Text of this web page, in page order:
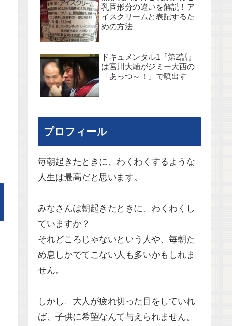
乳固形分の違いを解説！ア
イスクリームと表記するた
めの方法
ドキュメンタル1『第2話』
は宮川大輔がジミー大西の
「あっつ～！」で噴出す
プロフィール
毎朝起きたときに、わくわくするような
人生は最高だと思います。
みなさんは朝起きたときに、わくわくし
ていますか？
それどころじゃないという人や、毎朝た
め息しかでてこない人も多いかもしれま
せん。
しかし、大人が疲れ切った目をしていれ
ば、子供に希望なんて与えられません。